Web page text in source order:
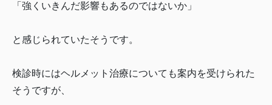
「強くいきんだ影響もあるのではないか」
と感じられていたそうです。
検診時にはヘルメット治療についても案内を受けられた
そうですが、